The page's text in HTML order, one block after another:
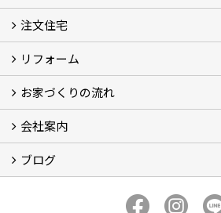
別所工務店の想い (2)
別所工務店の5つのこだわり 性能・
家づくりで悩んでいませんか？
注文住宅
注文住宅施工事例
性能・構造・設計
現場レポート
リフォーム
リフォーム施工事例
現場レポート
お客様の声
お家づくりの流れ
お家づくりの流れ
京都の土地の探し方
会社案内
会社概要
アクセス
スタッフ紹介
スタッフブログ
ブログ